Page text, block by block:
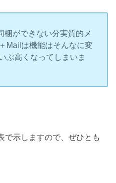
梱ができない分実質的メ
Mailは機能はそんなに変
ぶ高くなってしまいま
で示しますので、ぜひとも